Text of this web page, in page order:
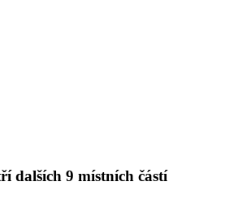
dalších 9 místních částí